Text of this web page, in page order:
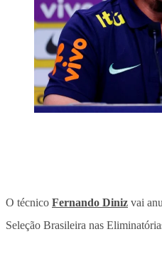
O técnico Fernando Diniz vai
Seleção Brasileira nas